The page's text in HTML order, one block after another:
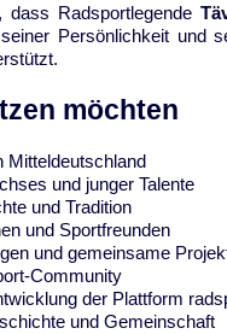
Radsportlegende
Persönlichkeit und
möchten
Mitteldeutschland
und junger Talente
und Tradition
und Sportfreunden
und gemeinsame
Community
der Plattform
und Gemeinschaft